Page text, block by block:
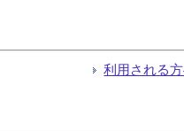
利用される